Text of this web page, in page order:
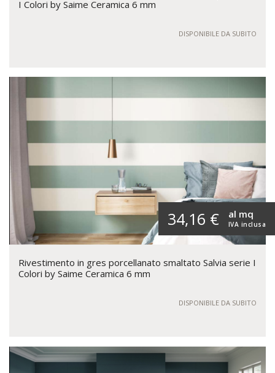
I Colori by Saime Ceramica 6 mm
DISPONIBILE DA SUBITO
34,16 € IVA inclusa
al mq
Rivestimento in gres porcellanato smaltato Salvia serie I
Colori by Saime Ceramica 6 mm
DISPONIBILE DA SUBITO